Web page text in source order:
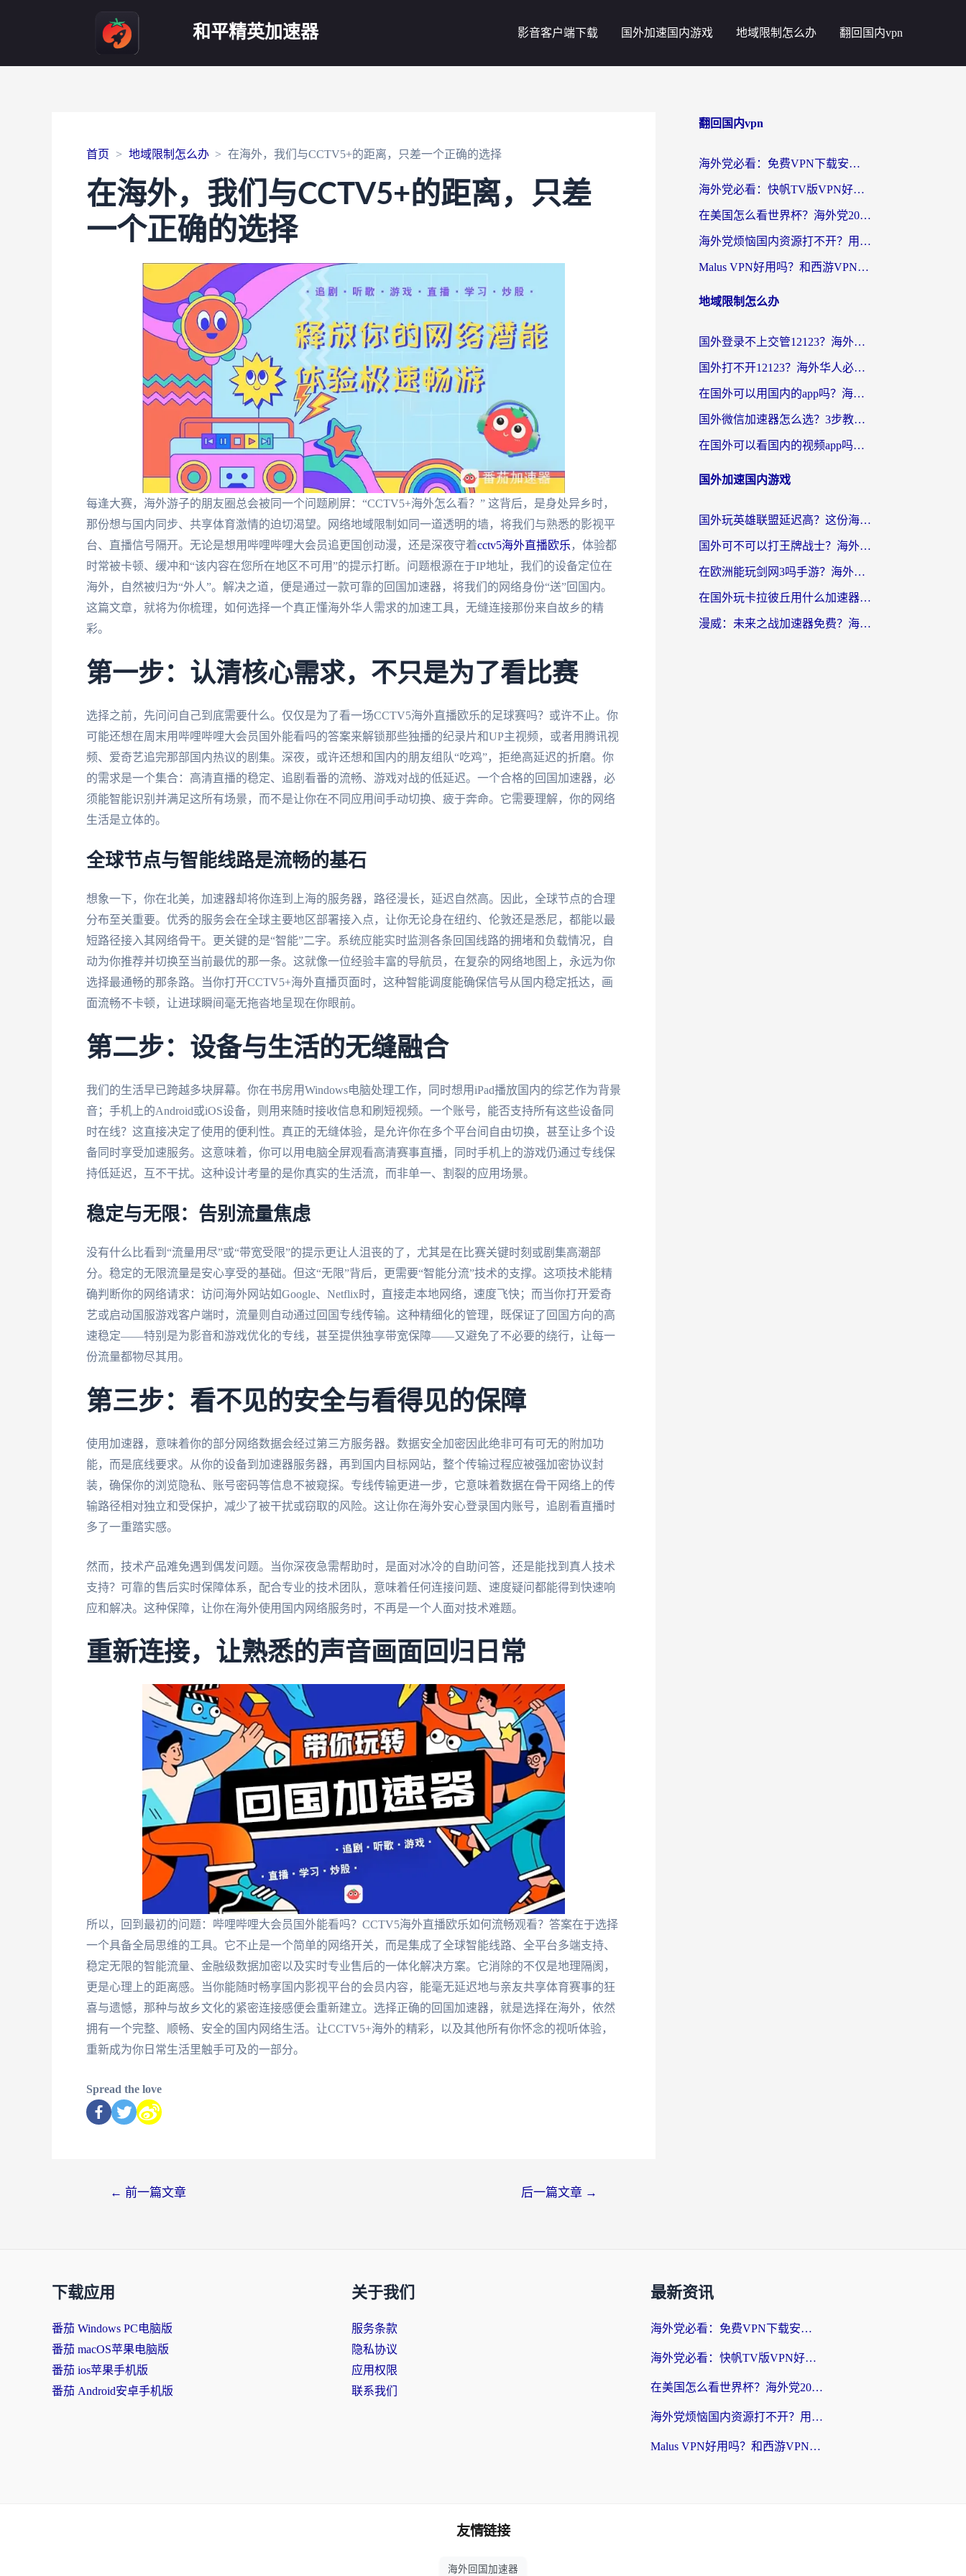
和平精英加速器 影音客户端下载 国外加速国内游戏 地域限制怎么办 翻回国内vpn
首页 地域限制怎么办 在海外，我们与CCTV5+的距离，只差一个正确的选择
在海外，我们与CCTV5+的距离，只差
一个正确的选择
每逢大赛，海外游子的朋友圈总会被同一个问题刷屏：“CCTV5+海外怎么看？” 这背后，是身处异乡时，
那份想与国内同步、共享体育激情的迫切渴望。网络地域限制如同一道透明的墙，将我们与熟悉的影视平
台、直播信号隔开。无论是想用哔哩哔哩大会员追更国创动漫，还是深夜守着cctv5海外直播欧乐 ，体验都
时常被卡顿、缓冲和“该内容在您所在地区不可用”的提示打断。问题根源在于IP地址，我们的设备定位在
海外，自然被归为“外人”。解决之道，便是通过一款可靠的回国加速器，将我们的网络身份“送”回国内。
这篇文章，就将为你梳理，如何选择一个真正懂海外华人需求的加速工具，无缝连接那份来自故乡的精
彩。
第一步：认清核心需求，不只是为了看比赛
选择之前，先问问自己到底需要什么。仅仅是为了看一场CCTV5海外直播欧乐的足球赛吗？或许不止。你
可能还想在周末用哔哩哔哩大会员国外能看吗的答案来解锁那些独播的纪录片和UP主视频，或者用腾讯视
频、爱奇艺追完那部国内热议的剧集。深夜，或许还想和国内的朋友组队“吃鸡”，拒绝高延迟的折磨。你
的需求是一个集合：高清直播的稳定、追剧看番的流畅、游戏对战的低延迟。一个合格的回国加速器，必
须能智能识别并满足这所有场景，而不是让你在不同应用间手动切换、疲于奔命。它需要理解，你的网络
生活是立体的。
全球节点与智能线路是流畅的基石
想象一下，你在北美，加速器却将你连到上海的服务器，路径漫长，延迟自然高。因此，全球节点的合理
分布至关重要。优秀的服务会在全球主要地区部署接入点，让你无论身在纽约、伦敦还是悉尼，都能以最
短路径接入其网络骨干。更关键的是“智能”二字。系统应能实时监测各条回国线路的拥堵和负载情况，自
动为你推荐并切换至当前最优的那一条。这就像一位经验丰富的导航员，在复杂的网络地图上，永远为你
选择最通畅的那条路。当你打开CCTV5+海外直播页面时，这种智能调度能确保信号从国内稳定抵达，画
面流畅不卡顿，让进球瞬间毫无拖沓地呈现在你眼前。
第二步：设备与生活的无缝融合
我们的生活早已跨越多块屏幕。你在书房用Windows电脑处理工作，同时想用iPad播放国内的综艺作为背景
音；手机上的Android或iOS设备，则用来随时接收信息和刷短视频。一个账号，能否支持所有这些设备同
时在线？这直接决定了使用的便利性。真正的无缝体验，是允许你在多个平台间自由切换，甚至让多个设
备同时享受加速服务。这意味着，你可以用电脑全屏观看高清赛事直播，同时手机上的游戏仍通过专线保
持低延迟，互不干扰。这种设计考量的是你真实的生活流，而非单一、割裂的应用场景。
稳定与无限：告别流量焦虑
没有什么比看到“流量用尽”或“带宽受限”的提示更让人沮丧的了，尤其是在比赛关键时刻或剧集高潮部
分。稳定的无限流量是安心享受的基础。但这“无限”背后，更需要“智能分流”技术的支撑。这项技术能精
确判断你的网络请求：访问海外网站如Google、Netflix时，直接走本地网络，速度飞快；而当你打开爱奇
艺或启动国服游戏客户端时，流量则自动通过回国专线传输。这种精细化的管理，既保证了回国方向的高
速稳定——特别是为影音和游戏优化的专线，甚至提供独享带宽保障——又避免了不必要的绕行，让每一
份流量都物尽其用。
第三步：看不见的安全与看得见的保障
使用加速器，意味着你的部分网络数据会经过第三方服务器。数据安全加密因此绝非可有可无的附加功
能，而是底线要求。从你的设备到加速器服务器，再到国内目标网站，整个传输过程应被强加密协议封
装，确保你的浏览隐私、账号密码等信息不被窥探。专线传输更进一步，它意味着数据在骨干网络上的传
输路径相对独立和受保护，减少了被干扰或窃取的风险。这让你在海外安心登录国内账号，追剧看直播时
多了一重踏实感。
然而，技术产品难免遇到偶发问题。当你深夜急需帮助时，是面对冰冷的自助问答，还是能找到真人技术
支持？可靠的售后实时保障体系，配合专业的技术团队，意味着任何连接问题、速度疑问都能得到快速响
应和解决。这种保障，让你在海外使用国内网络服务时，不再是一个人面对技术难题。
重新连接，让熟悉的声音画面回归日常
所以，回到最初的问题：哔哩哔哩大会员国外能看吗？CCTV5海外直播欧乐如何流畅观看？答案在于选择
一个具备全局思维的工具。它不止是一个简单的网络开关，而是集成了全球智能线路、全平台多端支持、
稳定无限的智能流量、金融级数据加密以及实时专业售后的一体化解决方案。它消除的不仅是地理隔阂，
更是心理上的距离感。当你能随时畅享国内影视平台的会员内容，能毫无延迟地与亲友共享体育赛事的狂
喜与遗憾，那种与故乡文化的紧密连接感便会重新建立。选择正确的回国加速器，就是选择在海外，依然
拥有一个完整、顺畅、安全的国内网络生活。让CCTV5+海外的精彩，以及其他所有你怀念的视听体验，
重新成为你日常生活里触手可及的一部分。
Spread the love
← 前一篇文章 后一篇文章 →
翻回国内vpn
海外党必看：免费VPN下载安卓+3步选对国外到国内加速器，无缝刷国内资源
海外党必看：快帆TV版VPN好用吗？和斧牛手游VPN对比哪个回国效果更好？附电脑翻墙回国实用技巧
在美国怎么看世界杯？海外党2026最新回国加速器指南：从影音到游戏全搞定
海外党烦恼国内资源打不开？用VPN上海节点+这几点，轻松搞定回国加速！
Malus VPN好用吗？和西游VPN对比哪个回国效果更好？海外党亲测后的真实选择
地域限制怎么办
国外登录不上交管12123？海外党选对回国加速器，无缝访问国内资源不发愁
国外打不开12123？海外华人必看：选对回国加速器，无缝访问国内资源
在国外可以用国内的app吗？海外党亲测有效的回国加速方案
国外微信加速器怎么选？3步教你无缝访问国内资源（附避坑指南）
在国外可以看国内的视频app吗知乎？海外党亲测有效的追剧解决方案
国外加速国内游戏
国外玩英雄联盟延迟高？这份海外畅玩国服游戏的加速器终极指南帮你搞定
国外可不可以打王牌战士？海外党国服游戏加速终极指南（附3款热门游戏实测）
在欧洲能玩剑网3吗手游？海外党国服畅玩终极攻略（附三大热门游戏解决方案）
在国外玩卡拉彼丘用什么加速器好一点？海外党亲测有效的国服游戏加速指南
漫威：未来之战加速器免费？海外玩家国服畅玩终极指南（附一梦江湖弈剑行解决方案）
下载应用
番茄 Windows PC电脑版
番茄 macOS苹果电脑版
番茄 ios苹果手机版
番茄 Android安卓手机版
关于我们
服务条款
隐私协议
应用权限
联系我们
最新资讯
海外党必看：免费VPN下载安卓+3步选对国外到国内加速器，无缝刷国内资源
海外党必看：快帆TV版VPN好用吗？和斧牛手游VPN对比哪个回国效果更好？附电脑翻墙回国实用技巧
在美国怎么看世界杯？海外党2026最新回国加速器指南：从影音到游戏全搞定
海外党烦恼国内资源打不开？用VPN上海节点+这几点，轻松搞定回国加速！
Malus VPN好用吗？和西游VPN对比哪个回国效果更好？海外党亲测后的真实选择
友情链接
海外回国加速器